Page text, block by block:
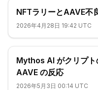
NFTラリーとAAVE不
2026年4月28日 19:42 UTC
Mythos AI がクリプト
AAVE の反応
2026年5月3日 00:14 UTC